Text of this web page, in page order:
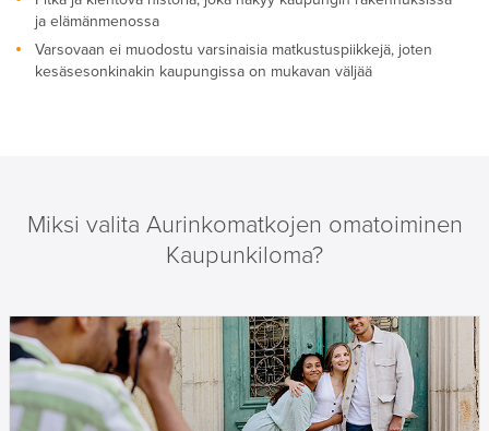
ja elämänmenossa
Varsovaan ei muodostu varsinaisia matkustuspiikkejä, joten
kesäsesonkinakin kaupungissa on mukavan väljää
Miksi valita Aurinkomatkojen omatoiminen
Kaupunkiloma?